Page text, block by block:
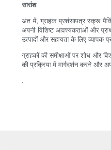
सारांश
अंत में, ग्राहक प्रशंसापत्र स्क्रू
अपनी विशिष्ट आवश्यकताओं और
उत्पादों और सहायता के लिए व्यापक
ग्राहकों की समीक्षाओं पर शोध और
की प्रक्रिया में मार्गदर्शन करने और
.